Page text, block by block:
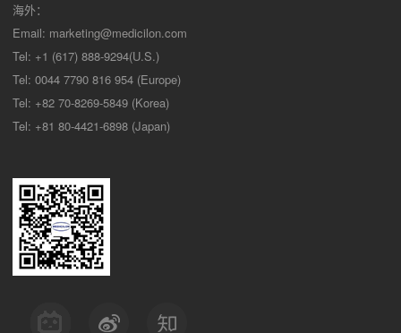
海外：
Email: marketing@medicilon.com
Tel: +1 (617) 888-9294(U.S.)
Tel: 0044 7790 816 954 (Europe)
Tel: +82 70-8269-5849 (Korea)
Tel: +81 80-4421-6898 (Japan)